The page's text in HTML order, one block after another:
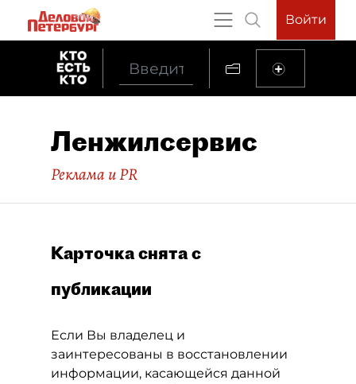
Войти
Ленжилсервис
Реклама и PR
Карточка снята с
публикации
Если Вы владелец и
заинтересованы в восстановлении
информации, касающейся данной